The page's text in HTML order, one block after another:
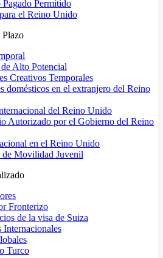
Permitido
el Reino Unido
Plazo
Alto Potencial
Creativos Temporales
domésticos en el extranjero del Reino
del Reino Unido
Autorizado por el Gobierno del Reino
en el Reino Unido
de Movilidad Juvenil
Fronterizo
de la visa de Suiza
Internacionales
Turco